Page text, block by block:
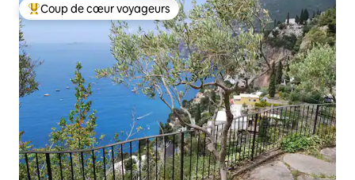
Coups de cœur voyageurs les plus appréciés
Coup de cœur voyageurs